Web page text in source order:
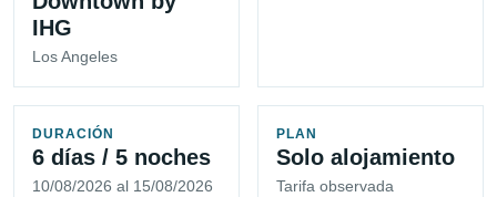
IHG
Los Angeles
DURACIÓN
6 días / 5 noches
10/08/2026 al 15/08/2026
PLAN
Solo alojamiento
Tarifa observada